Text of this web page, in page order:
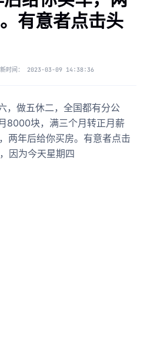
有意者点击头
时间： 2023-03-09 14:38:36
，做五休二，全国都有分公
8000块，满三个月转正月薪
两年后给你买房。有意者点击
因为今天星期四